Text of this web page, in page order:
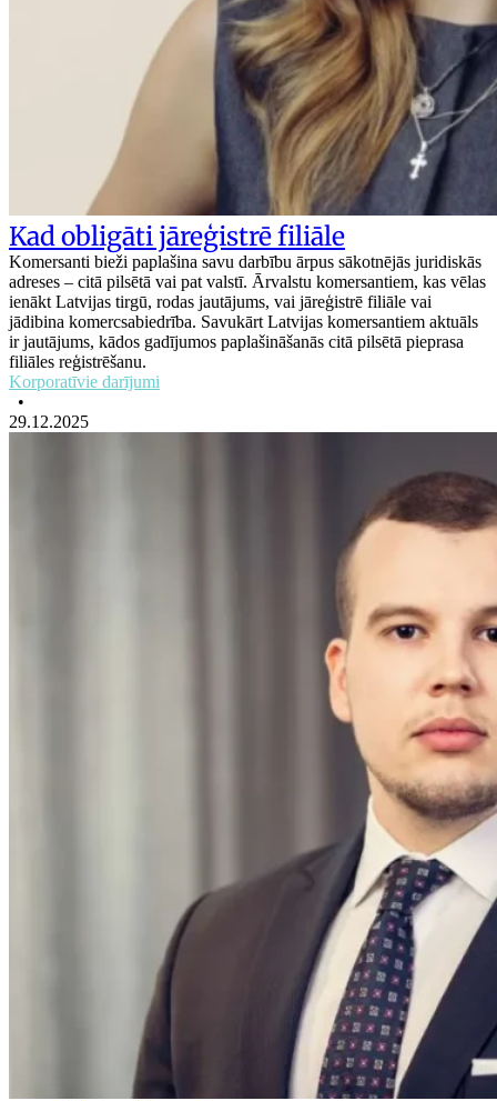
Kad obligāti jāreģistrē filiāle
Komersanti bieži paplašina savu darbību ārpus sākotnējās juridiskās
adreses – citā pilsētā vai pat valstī. Ārvalstu komersantiem, kas vēlas
ienākt Latvijas tirgū, rodas jautājums, vai jāreģistrē filiāle vai
jādibina komercsabiedrība. Savukārt Latvijas komersantiem aktuāls
ir jautājums, kādos gadījumos paplašināšanās citā pilsētā pieprasa
filiāles reģistrēšanu.
Korporatīvie darījumi
•
29.12.2025